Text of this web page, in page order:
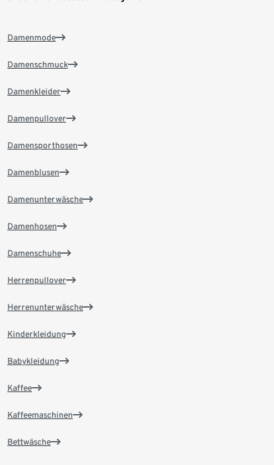
Damenmode
Damenschmuck
Damenkleider
Damenpullover
Damensporthosen
Damenblusen
Damenunterwäsche
Damenhosen
Damenschuhe
Herrenpullover
Herrenunterwäsche
Kinderkleidung
Babykleidung
Kaffee
Kaffeemaschinen
Bettwäsche